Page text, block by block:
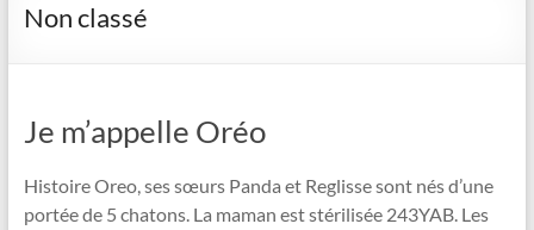
Non classé
Je m’appelle Oréo
Histoire Oreo, ses sœurs Panda et Reglisse sont nés d’une
portée de 5 chatons. La maman est stérilisée 243YAB. Les